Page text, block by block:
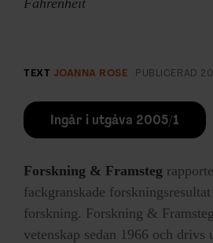
TEXT JOANNA ROSE PUBLICERAD
Ingår i utgåva 2005/1
Forskning & Framsteg
fackgranskade
forskning. Forskning &
vetenskap sedan 1966 och drivs